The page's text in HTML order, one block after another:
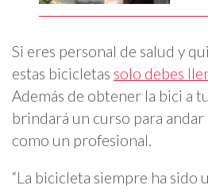
Si eres personal de salud y
estas bicicletas solo debes
Además de obtener la bici a
brindará un curso para
como un profesional.
“La bicicleta siempre ha